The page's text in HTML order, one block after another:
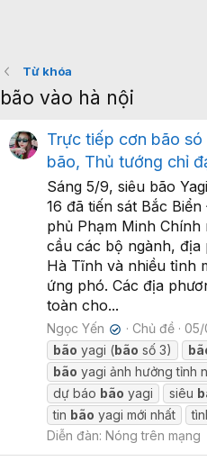
Từ khóa
bão vào hà nội
Trực tiếp cơn bão só
bão, Thủ tướng chỉ
Sáng 5/9, siêu bão
16 đã tiến sát Bắc
phủ Phạm Minh
cầu các bộ ngành, địa
Hà Tĩnh và nhiều tỉnh
ứng phó. Các địa
toàn cho...
Ngọc Yến ✔ Chủ đề
bão yagi (bão số 3)
bão yagi ảnh hưởng tỉnh
dự báo bão yagi siêu
tin bão yagi mới nhất
Diễn đàn: Nóng trên mạng